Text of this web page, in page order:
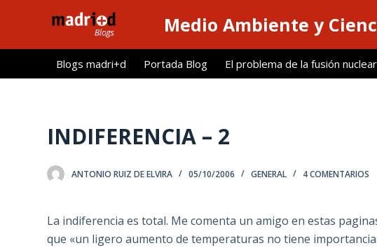
l
Medio Ambiente y
Blogs madri+d Portada Blog El problema de la fusión nuclear
INDIFERENCIA – 2
ANTONIO RUIZ DE ELVIRA 05/10/2006 GENERAL 4 COMENTARIOS
La indiferencia es total. Me comenta un amigo en estas
que «un ligero aumento de temperaturas no tiene